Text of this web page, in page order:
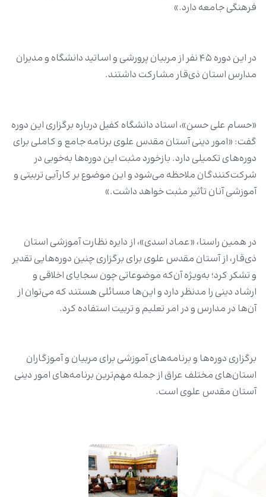
فرهنگی جامعه دارد.»
در این دوره ۴۵ نفر از مربیان پرورشی و اساتید دانشگاه و مدیران
مدارس استان ذی‌قار مشارکت داشتند.
«حسام علی حسن»، استاد دانشگاه کفیل درباره برگزاری این دوره
گفت: «امور دینی آستان مقدس علوی برنامه جامع و کاملی برای
دوره‌های تکمیلی دارد. بازخورد مثبت این دوره‌ها به‌خوبی در
شرکت‌کنندگان ملاحظه می‌شود و این موضوع بر کارآیی تربیتی و
آموزشی آنان تأثیر مثبت خواهد داشت.»
در همین راستا، «عماد اسدی»، از دایره نظارت آموزشی استان
ذی‌قار، از آستان مقدس علوی برای برگزاری چنین دوره‌هایی تقدیر
و تشکر کرد؛ به‌ویژه آن‌که موضوعاتی چون سجایای اخلاقی و
ارشاد دینی را مدنظر دارد و این‌ها مسائلی هستند که می‌توان از
آن‌ها در مدارس و در امر تعلیم و تربیت استفاده کرد.
برگزاری دوره‌ها و برنامه‌های آموزشی برای مربیان و آموزگاران
استان‌های مختلف عراق از جمله مهم‌ترین برنامه‌های امور دینی
آستان مقدس علوی است.